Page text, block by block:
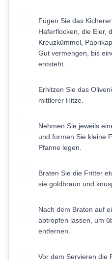
Fügen Sie das
Haferflocken, die Eier,
Kreuzkümmel,
Gut vermengen, bis
entsteht.
Erhitzen Sie das
mittlerer Hitze.
Nehmen Sie jeweils
und formen Sie kleine
Pfanne legen.
Braten Sie die Fritter
sie goldbraun und
Nach dem Braten auf
abtropfen lassen, um
entfernen.
Vor dem Servieren die